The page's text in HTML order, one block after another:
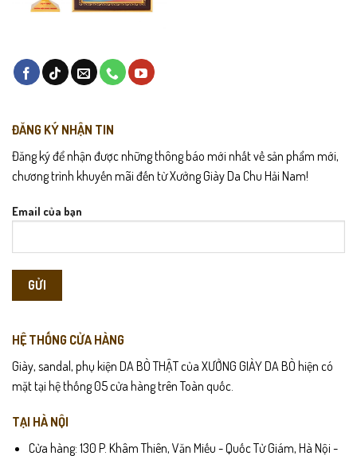
ĐĂNG KÝ NHẬN TIN
Đăng ký để nhận được những thông báo mới nhất về sản phẩm mới,
chương trình khuyến mãi đến từ Xưởng Giày Da Chu Hải Nam!
Email của bạn
HỆ THỐNG CỬA HÀNG
Giày, sandal, phụ kiện DA BÒ THẬT của XƯỞNG GIÀY DA BÒ hiện có
mặt tại hệ thống 05 cửa hàng trên Toàn quốc.
TẠI HÀ NỘI
Cửa hàng: 130 P. Khâm Thiên, Văn Miếu - Quốc Tử Giám, Hà Nội -